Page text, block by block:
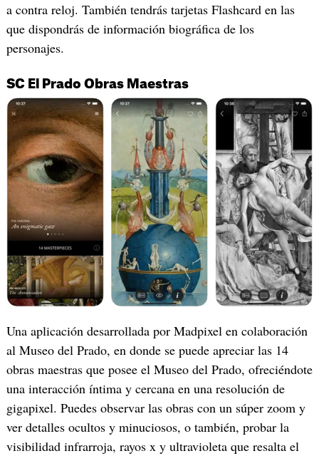
a contra reloj. También tendrás tarjetas Flashcard en las
que dispondrás de información biográfica de los
personajes.
SC El Prado Obras Maestras
‎Una aplicación desarrollada por Madpixel en colaboración
al Museo del Prado, en donde se puede apreciar las 14
obras maestras que posee el Museo del Prado, ofreciéndote
una interacción íntima y cercana en una resolución de
gigapixel. Puedes observar las obras con un súper zoom y
ver detalles ocultos y minuciosos, o también, probar la
visibilidad infrarroja, rayos x y ultravioleta que resalta el